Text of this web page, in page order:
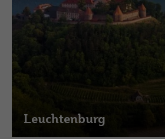
Leuchtenburg